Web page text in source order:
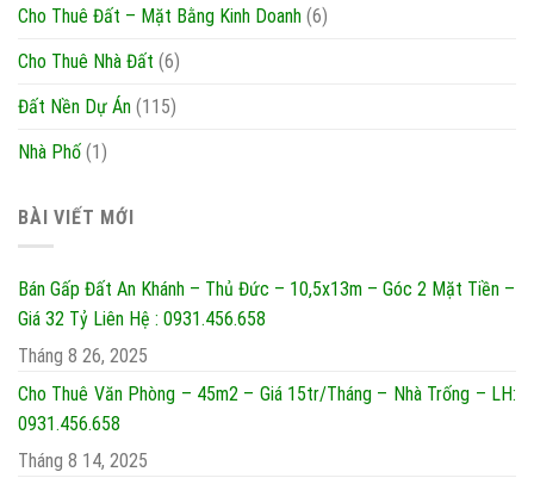
Cho Thuê Đất – Mặt Bằng Kinh Doanh (6)
Cho Thuê Nhà Đất (6)
Đất Nền Dự Án (115)
Nhà Phố (1)
BÀI VIẾT MỚI
Bán Gấp Đất An Khánh – Thủ Đức – 10,5x13m – Góc 2 Mặt Tiền –
Giá 32 Tỷ Liên Hệ : 0931.456.658
Tháng 8 26, 2025
Cho Thuê Văn Phòng – 45m2 – Giá 15tr/Tháng – Nhà Trống – LH:
0931.456.658
Tháng 8 14, 2025